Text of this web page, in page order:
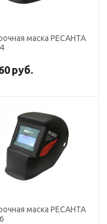
маска РЕСАНТА
руб.
маска РЕСАНТА